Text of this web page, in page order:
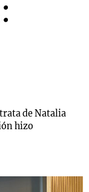
trata de Natalia
hizo